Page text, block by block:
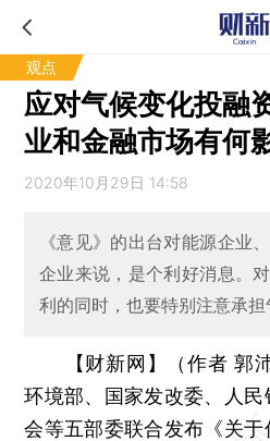
观点
应对气候变化投融
业和金融市场有何
2020年10月29日 14:58
《意见》的出台对能源企业
企业来说，是个利好消息。
利的同时，也要特别注意承
【财新网】（作者 郭
环境部、国家发改委、人
会等五部委联合发布《关